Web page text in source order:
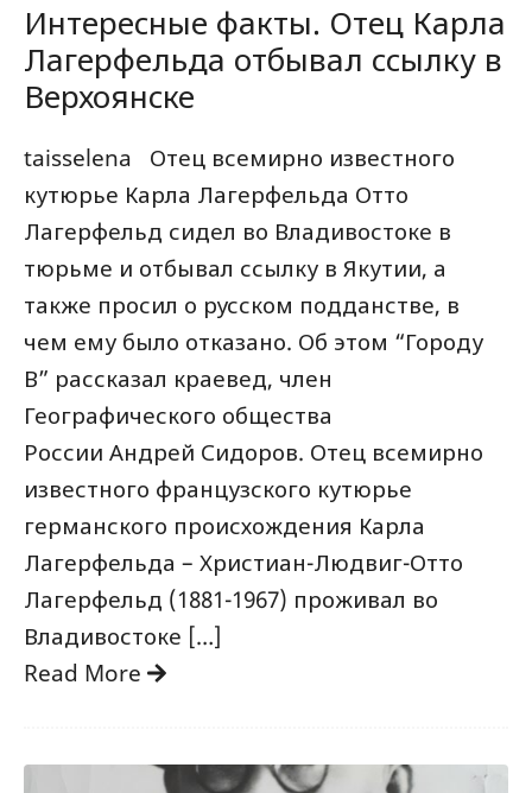
Интересные факты. Отец Карла
Лагерфельда отбывал ссылку в
Верхоянске
taisselena Отец всемирно известного
кутюрье Карла Лагерфельда Отто
Лагерфельд сидел во Владивостоке в
тюрьме и отбывал ссылку в Якутии, а
также просил о русском подданстве, в
чем ему было отказано. Об этом “Городу
В” рассказал краевед, член
Географического общества
России Андрей Сидоров. Отец всемирно
известного французского кутюрье
германского происхождения Карла
Лагерфельда – Христиан-Людвиг-Отто
Лагерфельд (1881-1967) проживал во
Владивостоке […]
Read More